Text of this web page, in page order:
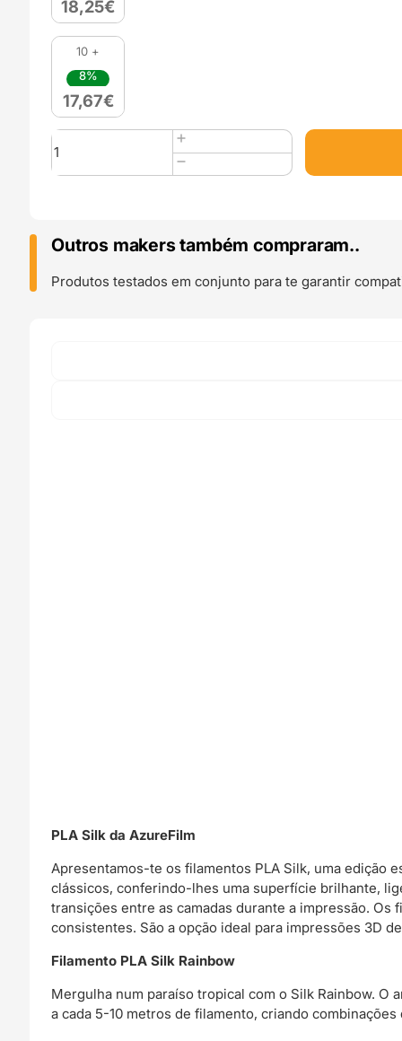
18,25€
10 +
8%
17,67€
Quantidade
de
PLA
1kg
Rainbow
Amber
Outros makers também compraram..
Produtos testados em conjunto para te garantir
PLA Silk da AzureFilm
Apresentamos-te os filamentos PLA Silk, uma edição
clássicos, conferindo-lhes uma superfície brilhante,
transições entre as camadas durante a impressão.
consistentes. São a opção ideal para impressões 3D
Filamento PLA Silk Rainbow
Mergulha num paraíso tropical com o Silk Rainbow.
a cada 5-10 metros de filamento, criando